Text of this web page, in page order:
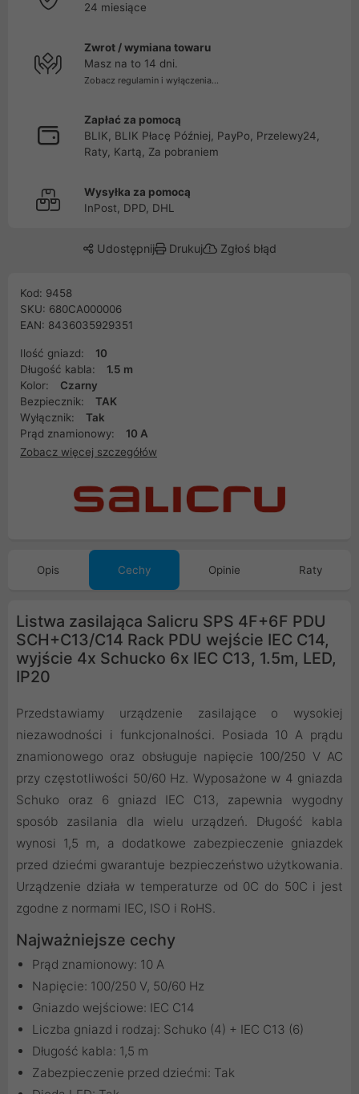
24 miesiące
Zwrot / wymiana towaru
Masz na to 14 dni.
Zobacz regulamin i wyłączenia...
Zapłać za pomocą
BLIK, BLIK Płacę Później, PayPo, Przelewy24,
Raty, Kartą, Za pobraniem
Wysyłka za pomocą
InPost, DPD, DHL
Udostępnij Drukuj Zgłoś błąd
Kod: 9458
SKU: 680CA000006
EAN: 8436035929351
Ilość gniazd:
10
Długość kabla:
1.5 m
Kolor:
Czarny
Bezpiecznik:
TAK
Wyłącznik:
Tak
Prąd znamionowy:
10 A
Zobacz więcej szczegółów
Opis Cechy Opinie Raty
Listwa zasilająca Salicru SPS 4F+6F PDU
SCH+C13/C14 Rack PDU wejście IEC C14,
wyjście 4x Schucko 6x IEC C13, 1.5m, LED,
IP20
Przedstawiamy urządzenie zasilające o wysokiej
niezawodności i funkcjonalności. Posiada 10 A prądu
znamionowego oraz obsługuje napięcie 100/250 V AC
przy częstotliwości 50/60 Hz. Wyposażone w 4 gniazda
Schuko oraz 6 gniazd IEC C13, zapewnia wygodny
sposób zasilania dla wielu urządzeń. Długość kabla
wynosi 1,5 m, a dodatkowe zabezpieczenie gniazdek
przed dziećmi gwarantuje bezpieczeństwo użytkowania.
Urządzenie działa w temperaturze od 0C do 50C i jest
zgodne z normami IEC, ISO i RoHS.
Najważniejsze cechy
Prąd znamionowy: 10 A
Napięcie: 100/250 V, 50/60 Hz
Gniazdo wejściowe: IEC C14
Liczba gniazd i rodzaj: Schuko (4) + IEC C13 (6)
Długość kabla: 1,5 m
Zabezpieczenie przed dziećmi: Tak